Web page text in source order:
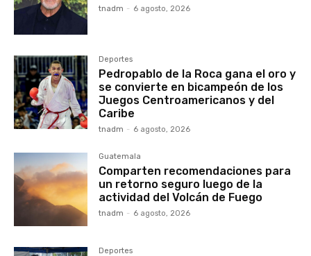
tnadm - 6 agosto, 2026
Deportes
Pedropablo de la Roca gana el oro y
se convierte en bicampeón de los
Juegos Centroamericanos y del
Caribe
tnadm - 6 agosto, 2026
Guatemala
Comparten recomendaciones para
un retorno seguro luego de la
actividad del Volcán de Fuego
tnadm - 6 agosto, 2026
Deportes